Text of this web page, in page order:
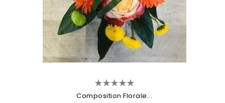
Composition Florale...